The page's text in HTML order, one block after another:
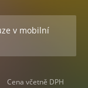
v mobilní
Cena včetně DPH